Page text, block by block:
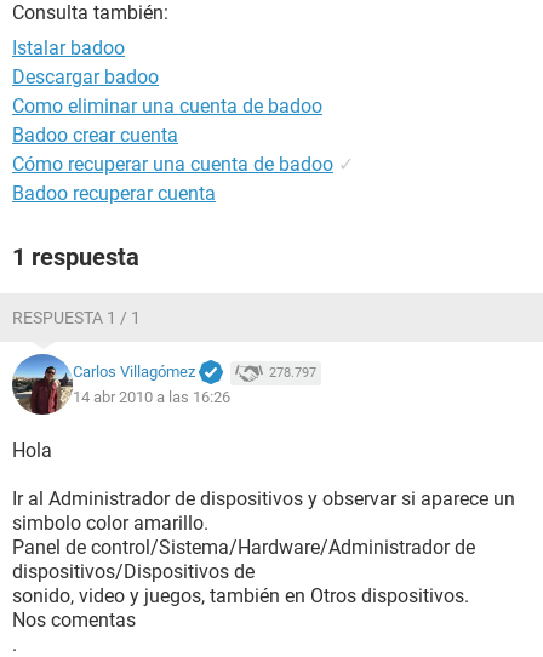
Consulta también:
Istalar badoo
Descargar badoo
Como eliminar una cuenta de badoo
Badoo crear cuenta
Cómo recuperar una cuenta de badoo ✓
Badoo recuperar cuenta
1 respuesta
RESPUESTA 1 / 1
Carlos Villagómez 278.797
14 abr 2010 a las 16:26
Hola
Ir al Administrador de dispositivos y observar si aparece un
simbolo color amarillo.
Panel de control/Sistema/Hardware/Administrador de
dispositivos/Dispositivos de
sonido, video y juegos, también en Otros dispositivos.
Nos comentas
.